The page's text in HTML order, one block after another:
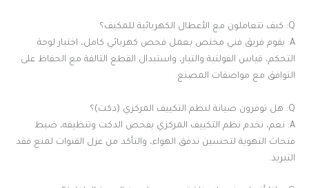
Q: كيف تتعاملون مع الأعطال الكهربائية للمكيف؟
A: يقوم فريق فني مختص بعمل فحص كهربائي كامل، اختبار لوحة
التحكم، قياس الفولتية والتيار، واستبدال القطع التالفة مع الحفاظ على
التوافق مع مواصفات المصنع.
Q: هل توفرون صيانة لنظم التكييف المركزي (دكت)؟
A: نعم، نخدم نظم التكييف المركزي بفحص الدكت وتنظيفه، ضبط
فتحات التهوية لتحسين تدفق الهواء، والتأكد من عزل القنوات لمنع فقد
التبريد.